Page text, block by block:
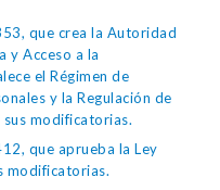
que crea la Autoridad
y Acceso a la
el Régimen de
y la Regulación de
modificatorias.
que aprueba la Ley
modificatorias.